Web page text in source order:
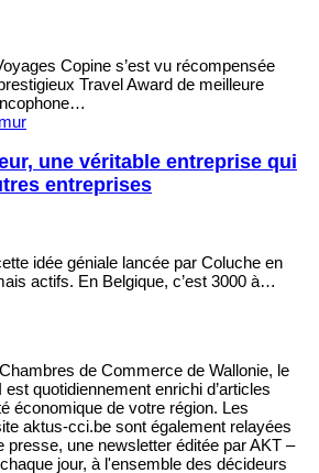
Copine s’est vu récompensée
Travel Award de meilleure
une véritable entreprise qui
entreprises
idée géniale lancée par Coluche en
actifs. En Belgique, c’est 3000 à…
de Commerce de Wallonie, le
quotidiennement enrichi d’articles
économique de votre région. Les
aktus-cci.be sont également relayées
presse, une newsletter éditée par AKT –
jour, à l'ensemble des décideurs